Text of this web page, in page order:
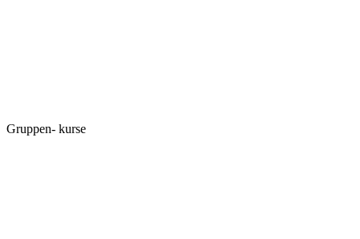
Gruppen- kurse